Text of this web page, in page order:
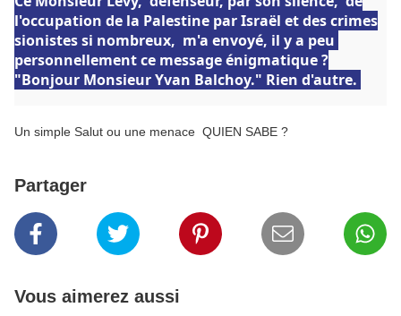
l'occupation de la Palestine par Israël et des crimes
sionistes si nombreux, m'a envoyé, il y a peu
personnellement ce message énigmatique ?
"Bonjour Monsieur Yvan Balchoy." Rien d'autre.
Un simple Salut ou une menace QUIEN SABE ?
Partager
Vous aimerez aussi